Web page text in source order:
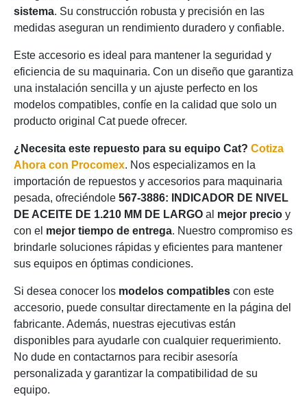
sistema. Su construcción robusta y precisión en las
medidas aseguran un rendimiento duradero y confiable.
Este accesorio es ideal para mantener la seguridad y
eficiencia de su maquinaria. Con un diseño que garantiza
una instalación sencilla y un ajuste perfecto en los
modelos compatibles, confíe en la calidad que solo un
producto original Cat puede ofrecer.
¿Necesita este repuesto para su equipo Cat? Cotiza
Ahora con Procomex. Nos especializamos en la
importación de repuestos y accesorios para maquinaria
pesada, ofreciéndole 567-3886: INDICADOR DE NIVEL
DE ACEITE DE 1.210 MM DE LARGO al mejor precio y
con el mejor tiempo de entrega. Nuestro compromiso es
brindarle soluciones rápidas y eficientes para mantener
sus equipos en óptimas condiciones.
Si desea conocer los modelos compatibles con este
accesorio, puede consultar directamente en la página del
fabricante. Además, nuestras ejecutivas están
disponibles para ayudarle con cualquier requerimiento.
No dude en contactarnos para recibir asesoría
personalizada y garantizar la compatibilidad de su
equipo.